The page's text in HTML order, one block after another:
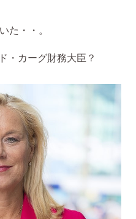
た・・。
・カーグ財務大臣？